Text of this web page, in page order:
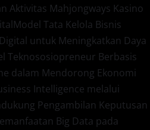
Aktivitas Mahjongways Kasino
Model Tata Kelola Bisnis
untuk Meningkatkan Daya
Teknososiopreneur Berbasis
dalam Mendorong Ekonomi
Intelligence melalui
Pengambilan Keputusan
Big Data pada